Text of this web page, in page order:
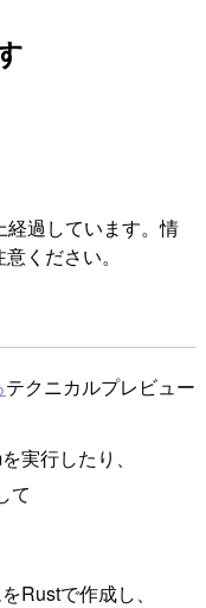
経過しています。情
ください。
テクニカルプレビュー
実行したり、
て
Rustで作成し、